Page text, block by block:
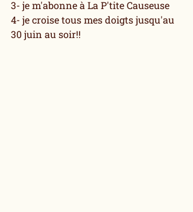
3- je m'abonne à La P'tite Causeuse
4- je croise tous mes doigts jusqu'au
30 juin au soir!!